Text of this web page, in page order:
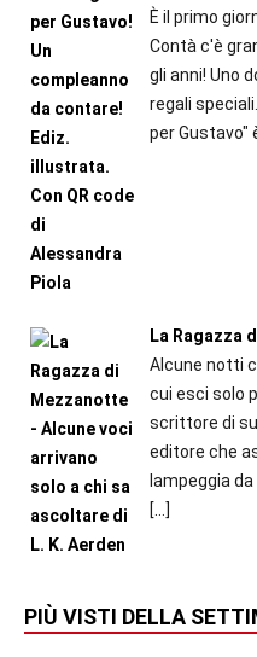
È il primo
Contà c'è
gli anni! Uno
regali
per Gustavo"
La Ragazza
Alcune notti
cui esci solo
scrittore di
editore che
lampeggia da
[…]
PIÙ VISTI DELLA